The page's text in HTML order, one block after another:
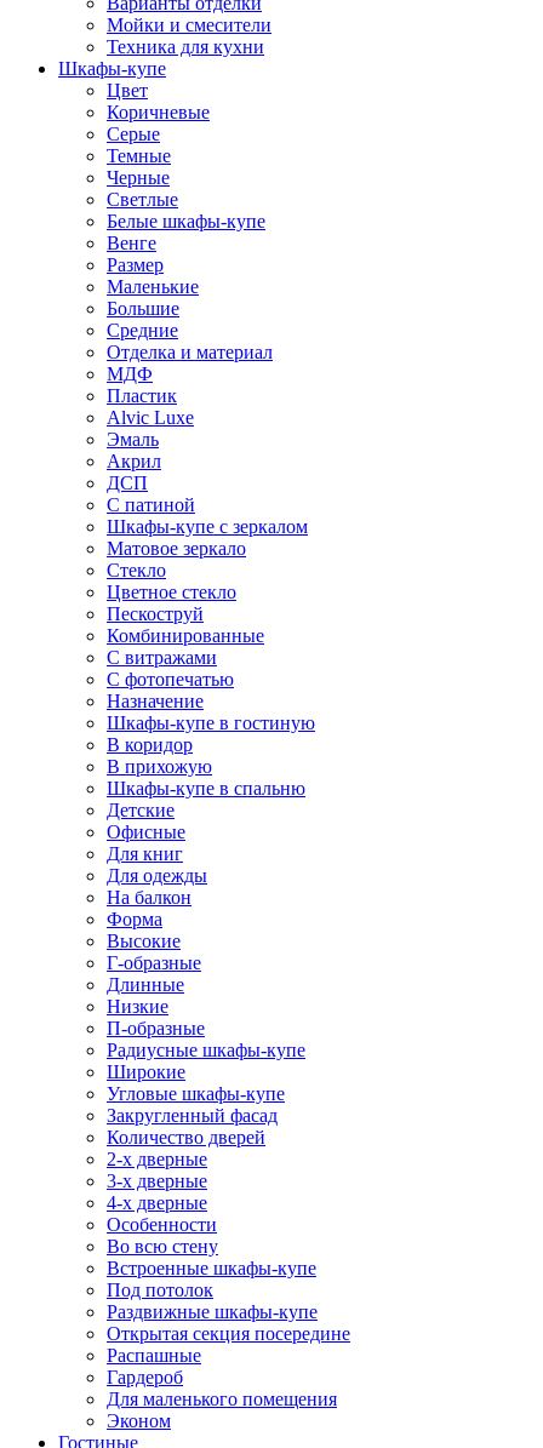
Мойки и смесители
Техника для кухни
Шкафы-купе
Цвет
Коричневые
Серые
Темные
Черные
Светлые
Белые шкафы-купе
Венге
Размер
Маленькие
Большие
Средние
Отделка и материал
МДФ
Пластик
Alvic Luxe
Эмаль
Акрил
ДСП
С патиной
Шкафы-купе с зеркалом
Матовое зеркало
Стекло
Цветное стекло
Пескоструй
Комбинированные
С витражами
С фотопечатью
Назначение
Шкафы-купе в гостиную
В коридор
В прихожую
Шкафы-купе в спальню
Детские
Офисные
Для книг
Для одежды
На балкон
Форма
Высокие
Г-образные
Длинные
Низкие
П-образные
Радиусные шкафы-купе
Широкие
Угловые шкафы-купе
Закругленный фасад
Количество дверей
2-х дверные
3-х дверные
4-х дверные
Особенности
Во всю стену
Встроенные шкафы-купе
Под потолок
Раздвижные шкафы-купе
Открытая секция посередине
Распашные
Гардероб
Для маленького помещения
Эконом
Гостиные